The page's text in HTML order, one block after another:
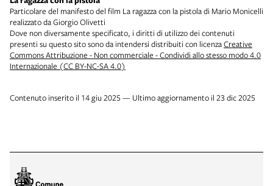
Particolare del manifesto del film La ragazza con la pistola di Mario Monicelli
realizzato da Giorgio Olivetti
Dove non diversamente specificato, i diritti di utilizzo dei contenuti
presenti su questo sito sono da intendersi distribuiti con licenzaCreative
Commons Attribuzione - Non commerciale - Condividi allo stesso modo 4.0
Internazionale (CC BY-NC-SA 4.0)
Contenuto inserito il 14 giu 2025 — Ultimo aggiornamento il 23 dic 2025